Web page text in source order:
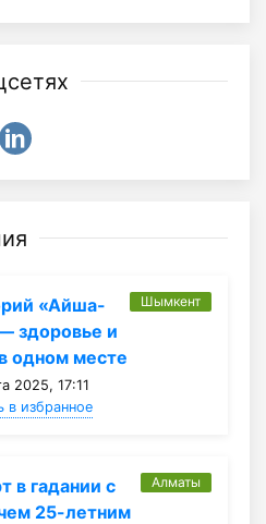
«Айша-
здоровье и
одном месте
2025, 17:11
в избранное
Шымкент
в гадании с
25-летним
Алматы